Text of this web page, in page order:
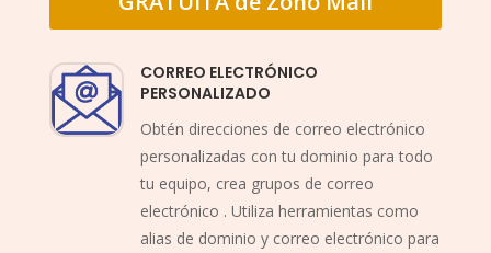
CORREO ELECTRÓNICO
PERSONALIZADO
Obtén direcciones de correo electrónico
personalizadas con tu dominio para todo
tu equipo, crea grupos de correo
electrónico . Utiliza herramientas como
alias de dominio y correo electrónico para